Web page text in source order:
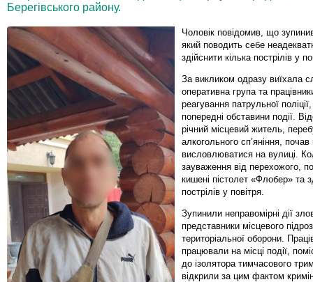
Берегівського району.
Чоловік повідомив, що
який поводить себе
здійснити кілька пострілів у
За викликом одразу виїхала
оперативна група та
реагування патрульної
попередні обставини події.
річний місцевий житель,
алкогольного сп’яніння,
висловлюватися на вулиці.
зауваження від перехожого,
кишені пістолет «Флобер» та
пострілів у повітря.
Зупинили неправомірні дії
представники місцевого
територіальної оборони.
працювали на місці події,
до ізолятора тимчасового
відкрили за цим фактом